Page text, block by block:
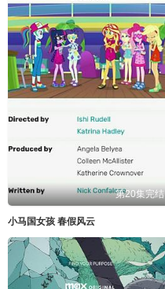
第20集完结
小马国女孩 春假风云